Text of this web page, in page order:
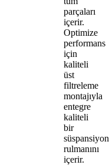
parçaları
içerir.
Optimize
performans
için
kaliteli
üst
filtreleme
montajıyla
entegre
kaliteli
bir
süspansiyon
rulmanını
içerir.